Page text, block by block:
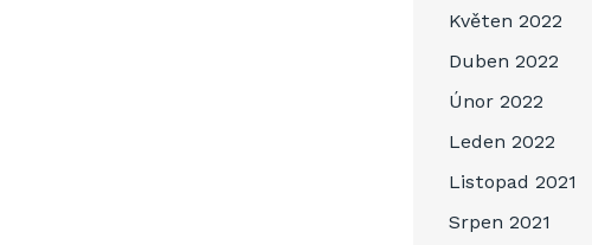
Květen 2022
Duben 2022
Únor 2022
Leden 2022
Listopad 2021
Srpen 2021